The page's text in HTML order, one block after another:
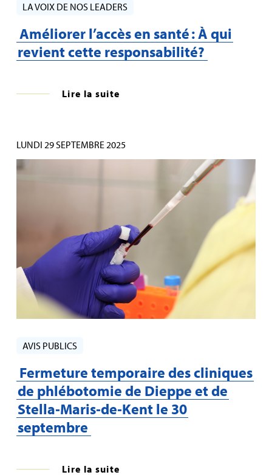
LA VOIX DE NOS LEADERS
Améliorer l’accès en santé : À qui
revient cette responsabilité?
Lire la suite
LUNDI 29 SEPTEMBRE 2025
AVIS PUBLICS
Fermeture temporaire des cliniques
de phlébotomie de Dieppe et de
Stella‑Maris‑de‑Kent le 30
septembre
Lire la suite